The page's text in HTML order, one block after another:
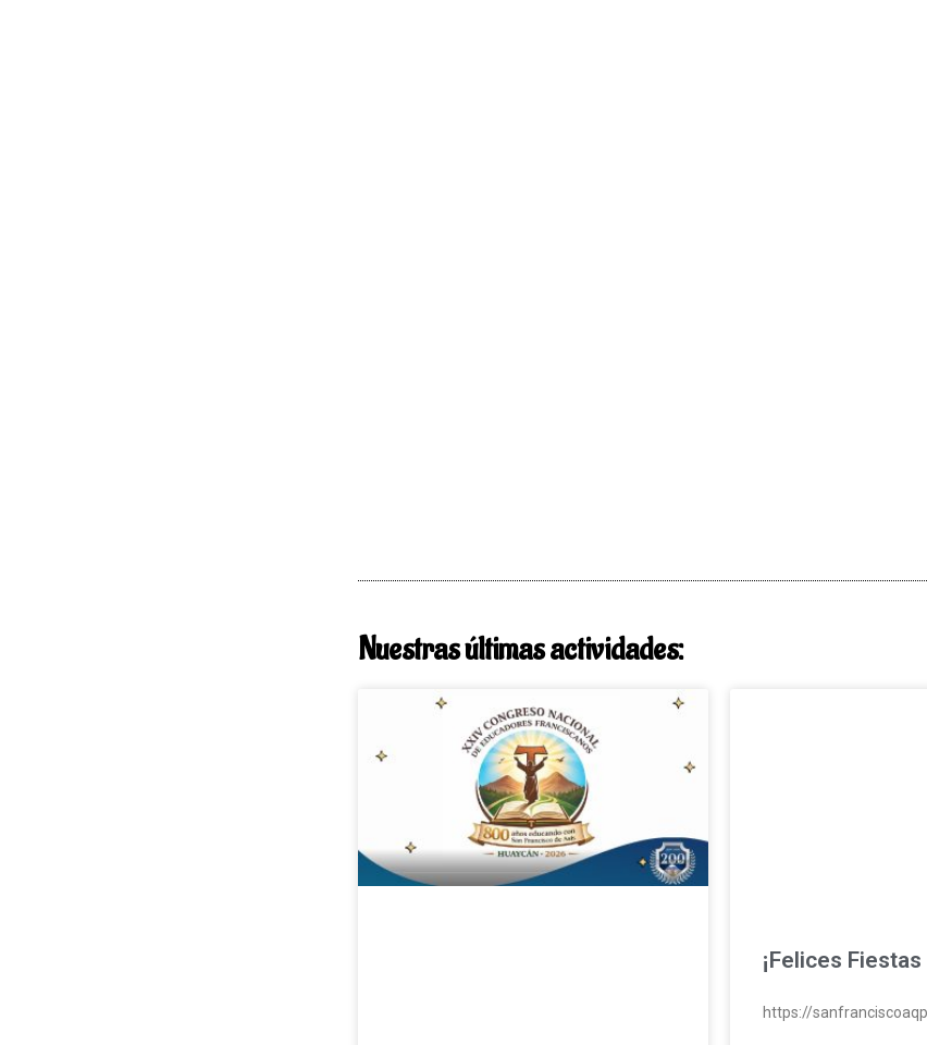
Nuestras últimas actividades:
¡Felices
https://